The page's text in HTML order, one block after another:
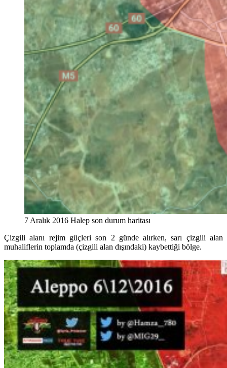
7 Aralık 2016 Halep son durum haritası
Çizgili alanı rejim güçleri son 2 günde alırken, sarı çizgili alan
muhaliflerin toplamda (çizgili alan dışındaki) kaybettiği bölge.